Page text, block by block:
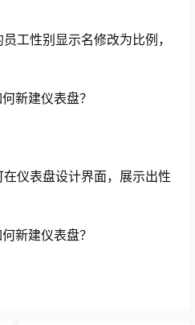
工性别显示名修改为比例，
仪表盘设计界面，展示出性